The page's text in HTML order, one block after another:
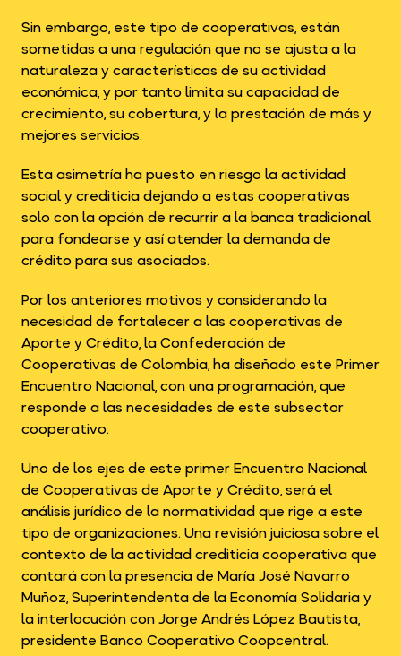
Sin embargo, este tipo de cooperativas, están
sometidas a una regulación que no se ajusta a la
naturaleza y características de su actividad
económica, y por tanto limita su capacidad de
crecimiento, su cobertura, y la prestación de más y
mejores servicios.
Esta asimetría ha puesto en riesgo la actividad
social y crediticia dejando a estas cooperativas
solo con la opción de recurrir a la banca tradicional
para fondearse y así atender la demanda de
crédito para sus asociados.
Por los anteriores motivos y considerando la
necesidad de fortalecer a las cooperativas de
Aporte y Crédito, la Confederación de
Cooperativas de Colombia, ha diseñado este Primer
Encuentro Nacional, con una programación, que
responde a las necesidades de este subsector
cooperativo.
Uno de los ejes de este primer Encuentro Nacional
de Cooperativas de Aporte y Crédito, será el
análisis jurídico de la normatividad que rige a este
tipo de organizaciones. Una revisión juiciosa sobre el
contexto de la actividad crediticia cooperativa que
contará con la presencia de María José Navarro
Muñoz, Superintendenta de la Economía Solidaria y
la interlocución con Jorge Andrés López Bautista,
presidente Banco Cooperativo Coopcentral.